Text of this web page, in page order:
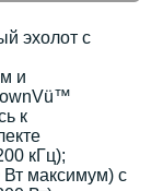
эхолот с
и
к
кГц);
максимум) с